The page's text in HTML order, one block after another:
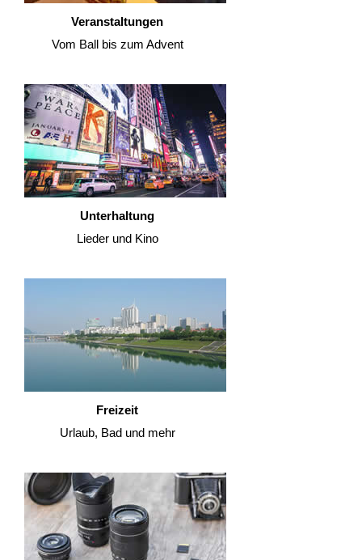
Veranstaltungen
Vom Ball bis zum Advent
Unterhaltung
Lieder und Kino
Freizeit
Urlaub, Bad und mehr